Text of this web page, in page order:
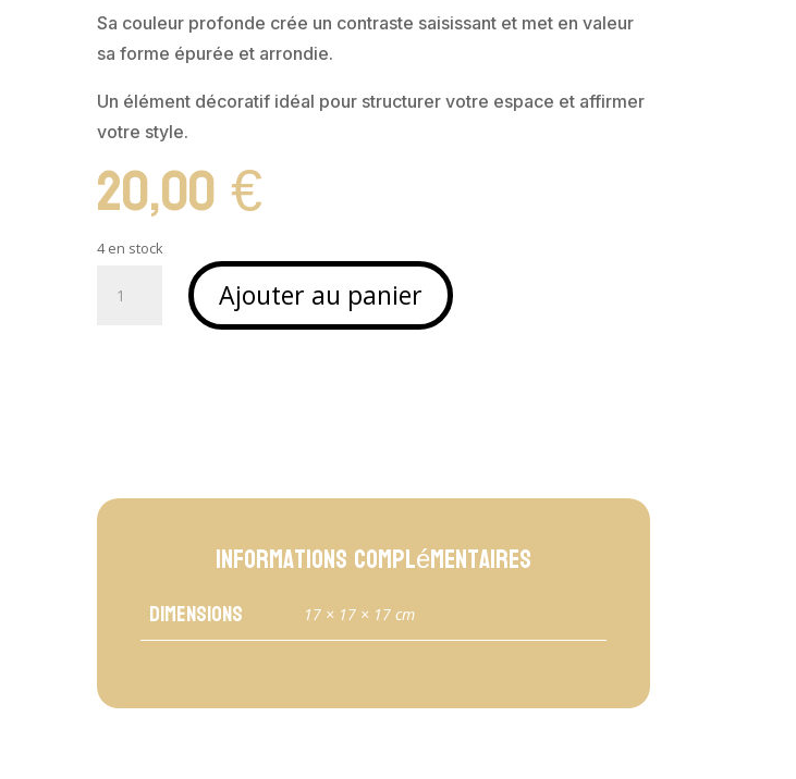
Sa couleur profonde crée un contraste saisissant et met en valeur
sa forme épurée et arrondie.
Un élément décoratif idéal pour structurer votre espace et affirmer
votre style.
20,00€
4 en stock
Ajouter au panier
Informations complémentaires
Dimensions 17 × 17 × 17 cm